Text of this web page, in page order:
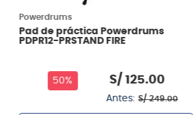
Powerdrums
Pad de práctica Powerdrums
PDPR12-PRSTAND FIRE
50% S/ 125.00
Antes: S/ 249.00